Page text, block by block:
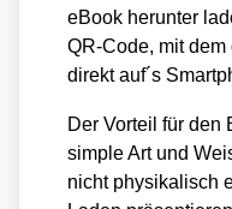
eBook her­un­ter
QR-Code, mit
direkt auf´s
Der Vor­teil für den
simp­le Art und
nicht phy­si­ka­lisch